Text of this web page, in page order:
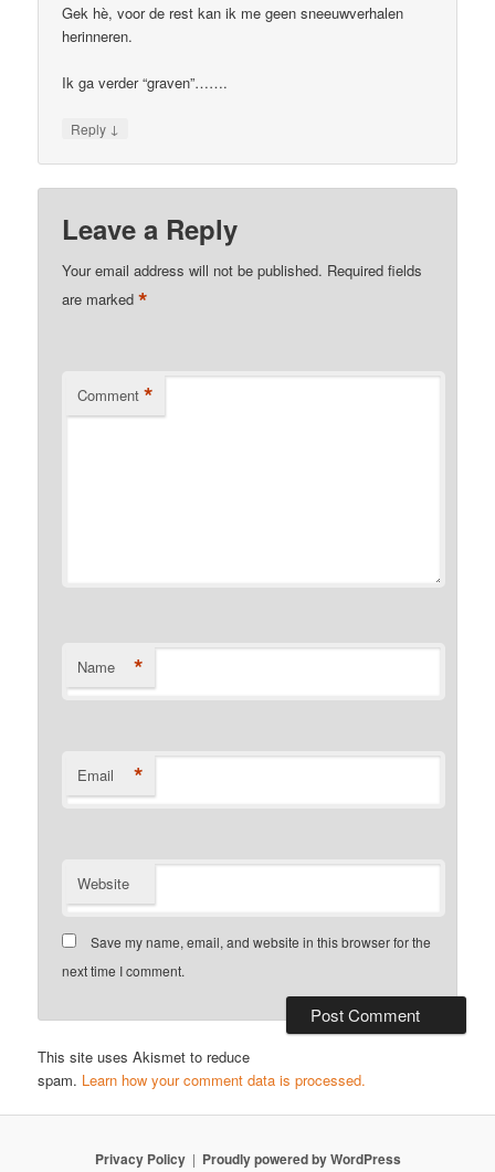
Gek hè, voor de rest kan ik me geen sneeuwverhalen
herinneren.
Ik ga verder “graven”…….
Reply ↓
Leave a Reply
Your email address will not be published. Required fields
are marked*
Comment *
Name *
Email *
Website
Save my name, email, and website in this browser for the
next time I comment.
This site uses Akismet to reduce
spam. Learn how your comment data is processed.
Privacy Policy Proudly powered by WordPress